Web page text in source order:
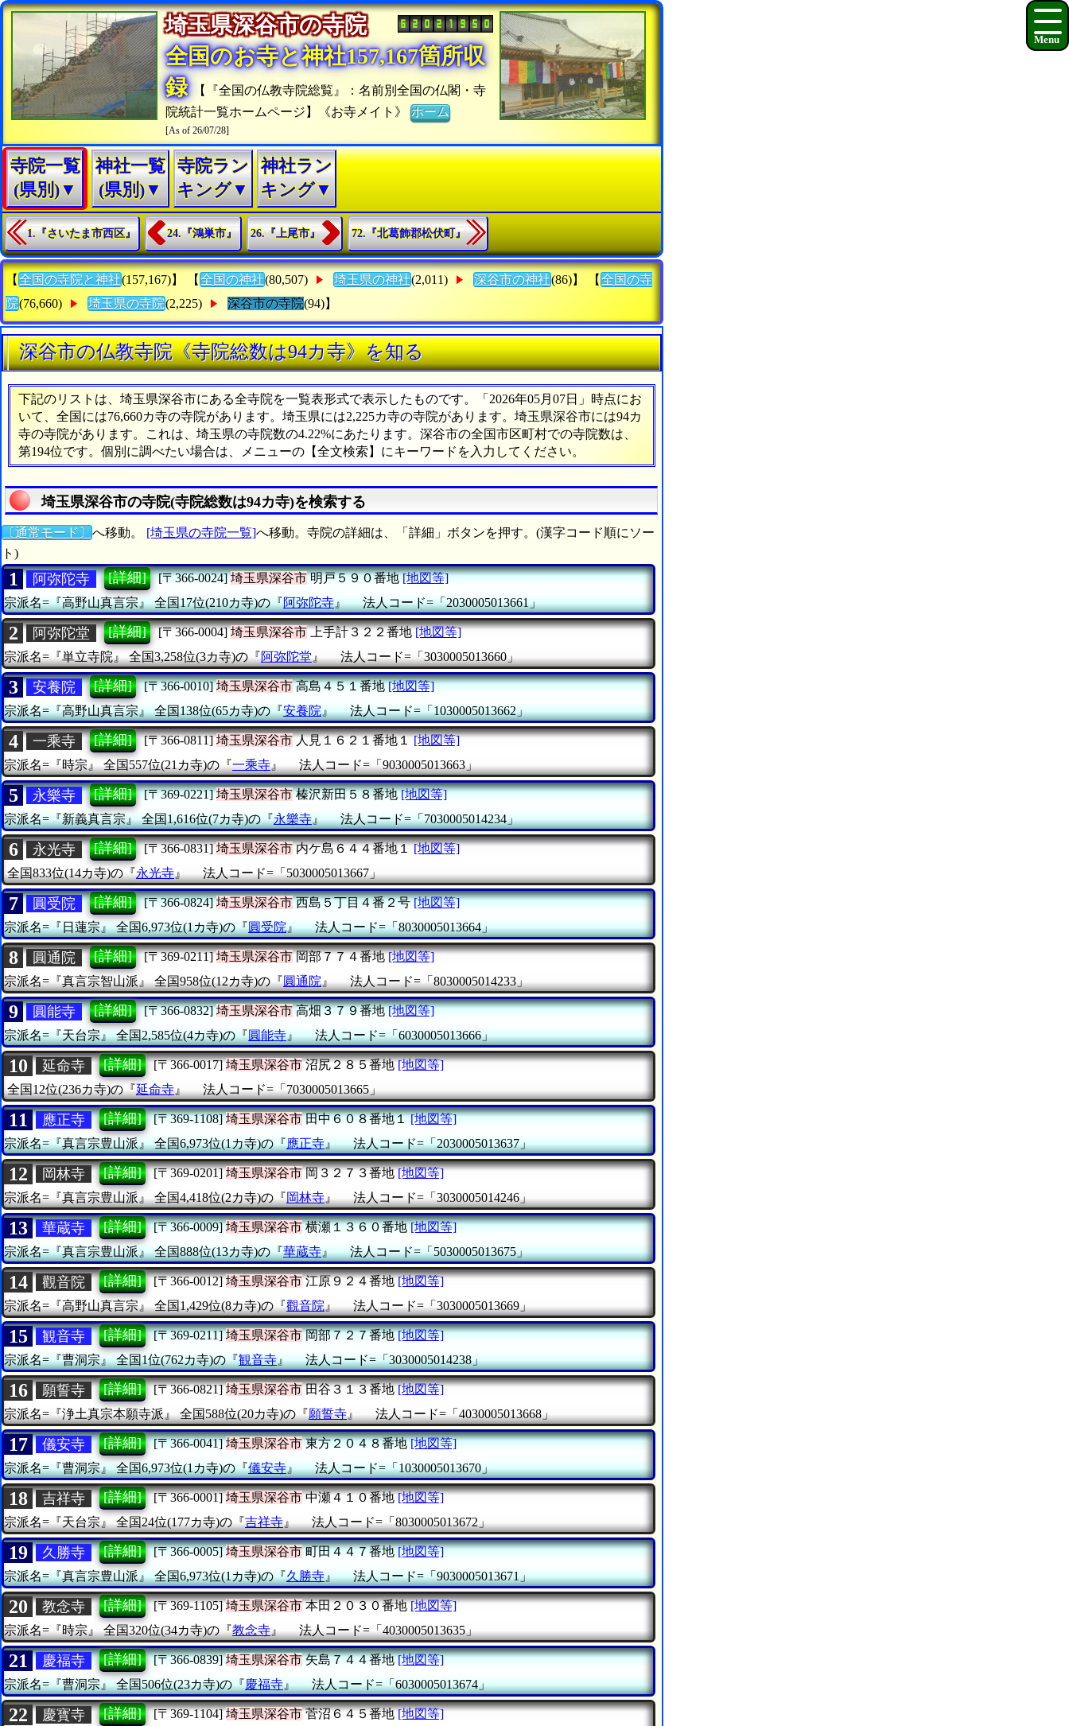
埼玉県深谷市の寺院
全国のお寺と神社157,167箇所収
録
【『全国の仏教寺院総覧』：名前別全国の仏閣・寺
院統計一覧ホームページ】《お寺メイト》ホーム
[As of 26/07/28]
寺院一覧
(県別)▼
神社一覧
(県別)▼
寺院ラン
キング▼
神社ラン
キング▼
1.『さいたま市西区』 24.『鴻巣市』 26.『上尾市』 72.『北葛飾郡松伏町』
【 全国の寺院と神社(157,167)】 【 全国の神社(80,507) 埼玉県の神社(2,011) 深谷市の神社(86)】 【 全国の寺
院(76,660) 埼玉県の寺院(2,225) 深谷市の寺院(94)】
深谷市の仏教寺院《寺院総数は94カ寺》を知る
下記のリストは、埼玉県深谷市にある全寺院を一覧表形式で表示したものです。「2026年05月07日」時点にお
いて、全国には76,660カ寺の寺院があります。埼玉県には2,225カ寺の寺院があります。埼玉県深谷市には94カ
寺の寺院があります。これは、埼玉県の寺院数の4.22%にあたります。深谷市の全国市区町村での寺院数は、
第194位です。個別に調べたい場合は、メニューの【全文検索】にキーワードを入力してください。
埼玉県深谷市の寺院(寺院総数は94カ寺)を検索する
〔通常モード〕 へ移動。 [埼玉県の寺院一覧]へ移動。寺院の詳細は、「詳細」ボタンを押す。(漢字コード順にソー
ト)
1 阿弥陀寺 [詳細] [〒366-0024] 埼玉県深谷市明戸５９０番地 [地図等]
宗派名=『高野山真言宗』 全国17位(210カ寺)の『阿弥陀寺』 法人コード=「2030005013661」
2 阿弥陀堂 [詳細] [〒366-0004] 埼玉県深谷市上手計３２２番地 [地図等]
宗派名=『単立寺院』
全国3,258位(3カ寺)の『阿弥陀堂 』 法人コード=「3030005013660」
3 安養院 [詳細] [〒366-0010] 埼玉県深谷市高島４５１番地 [地図等]
宗派名=『高野山真言宗』 全国138位(65カ寺)の『安養院』 法人コード=「1030005013662」
4 一乘寺 [詳細] [〒366-0811] 埼玉県深谷市人見１６２１番地１ [地図等]
宗派名=『時宗』
全国557位(21カ寺)の『一乘寺 』 法人コード=「9030005013663」
5 永樂寺 [詳細] [〒369-0221] 埼玉県深谷市榛沢新田５８番地 [地図等]
宗派名=『新義真言宗』 全国1,616位(7カ寺)の『永樂寺』 法人コード=「7030005014234」
6 永光寺 [詳細] [〒366-0831] 埼玉県深谷市内ケ島６４４番地１ [地図等]
全国833位(14カ寺)の『永光寺 』 法人コード=「5030005013667」
7 圓受院 [詳細] [〒366-0824] 埼玉県深谷市西島５丁目４番２号 [地図等]
宗派名=『日蓮宗』 全国6,973位(1カ寺)の『圓受院』 法人コード=「8030005013664」
8 圓通院 [詳細] [〒369-0211] 埼玉県深谷市岡部７７４番地 [地図等]
宗派名=『真言宗智山派』
全国958位(12カ寺)の『圓通院 』 法人コード=「8030005014233」
9 圓能寺 [詳細] [〒366-0832] 埼玉県深谷市高畑３７９番地 [地図等]
宗派名=『天台宗』 全国2,585位(4カ寺)の『圓能寺』 法人コード=「6030005013666」
10 延命寺 [詳細] [〒366-0017] 埼玉県深谷市沼尻２８５番地 [地図等]
全国12位(236カ寺)の『延命寺 』 法人コード=「7030005013665」
11 應正寺 [詳細] [〒369-1108] 埼玉県深谷市田中６０８番地１ [地図等]
宗派名=『真言宗豊山派』 全国6,973位(1カ寺)の『應正寺』 法人コード=「2030005013637」
12 岡林寺 [詳細] [〒369-0201] 埼玉県深谷市岡３２７３番地 [地図等]
宗派名=『真言宗豊山派』
全国4,418位(2カ寺)の『岡林寺 』 法人コード=「3030005014246」
13 華蔵寺 [詳細] [〒366-0009] 埼玉県深谷市横瀬１３６０番地 [地図等]
宗派名=『真言宗豊山派』 全国888位(13カ寺)の『華蔵寺』 法人コード=「5030005013675」
14 觀音院 [詳細] [〒366-0012] 埼玉県深谷市江原９２４番地 [地図等]
宗派名=『高野山真言宗』
全国1,429位(8カ寺)の『觀音院 』 法人コード=「3030005013669」
15 観音寺 [詳細] [〒369-0211] 埼玉県深谷市岡部７２７番地 [地図等]
宗派名=『曹洞宗』 全国1位(762カ寺)の『観音寺』 法人コード=「3030005014238」
16 願誓寺 [詳細] [〒366-0821] 埼玉県深谷市田谷３１３番地 [地図等]
宗派名=『浄土真宗本願寺派』
全国588位(20カ寺)の『願誓寺 』 法人コード=「4030005013668」
17 儀安寺 [詳細] [〒366-0041] 埼玉県深谷市東方２０４８番地 [地図等]
宗派名=『曹洞宗』 全国6,973位(1カ寺)の『儀安寺』 法人コード=「1030005013670」
18 吉祥寺 [詳細] [〒366-0001] 埼玉県深谷市中瀬４１０番地 [地図等]
宗派名=『天台宗』
全国24位(177カ寺)の『吉祥寺 』 法人コード=「8030005013672」
19 久勝寺 [詳細] [〒366-0005] 埼玉県深谷市町田４４７番地 [地図等]
宗派名=『真言宗豊山派』 全国6,973位(1カ寺)の『久勝寺』 法人コード=「9030005013671」
20 教念寺 [詳細] [〒369-1105] 埼玉県深谷市本田２０３０番地 [地図等]
宗派名=『時宗』
全国320位(34カ寺)の『教念寺 』 法人コード=「4030005013635」
21 慶福寺 [詳細] [〒366-0839] 埼玉県深谷市矢島７４４番地 [地図等]
宗派名=『曹洞宗』 全国506位(23カ寺)の『慶福寺』 法人コード=「6030005013674」
22 慶寳寺 [詳細] [〒369-1104] 埼玉県深谷市菅沼６４５番地 [地図等]